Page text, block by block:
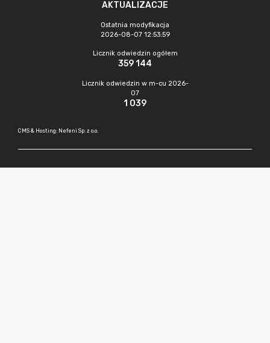
AKTUALIZACJE
Ostatnia modyfikacja
2026-08-07 12:53:59
Licznik odwiedzin ogółem
359 144
Licznik odwiedzin w m-cu 2026-
07
1 039
CMS & Hosting: Nefeni Sp. z o.o.